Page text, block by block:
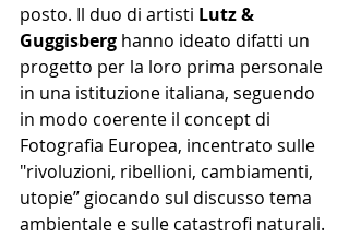
posto. Il duo di artisti Lutz &
Guggisberg hanno ideato difatti un
progetto per la loro prima personale
in una istituzione italiana, seguendo
in modo coerente il concept di
Fotografia Europea, incentrato sulle
"rivoluzioni, ribellioni, cambiamenti,
utopie” giocando sul discusso tema
ambientale e sulle catastrofi naturali.